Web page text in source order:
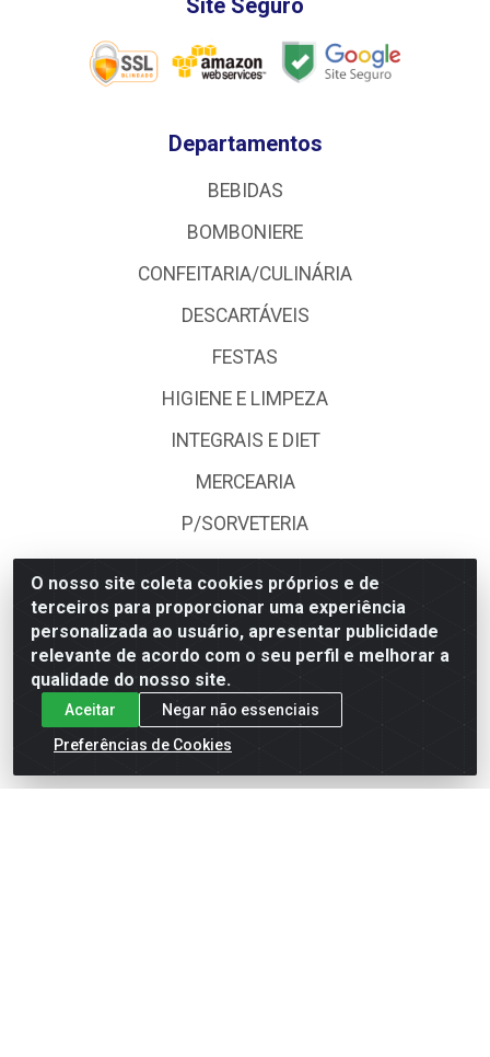
O nosso site coleta cookies próprios e de
terceiros para proporcionar uma experiência
personalizada ao usuário, apresentar publicidade
relevante de acordo com o seu perfil e melhorar a
qualidade do nosso site.
Aceitar
Negar não essenciais
Preferências de Cookies
Site Seguro
Departamentos
BEBIDAS
BOMBONIERE
CONFEITARIA/CULINÁRIA
DESCARTÁVEIS
FESTAS
HIGIENE E LIMPEZA
INTEGRAIS E DIET
MERCEARIA
P/SORVETERIA
Fale Conosco
(32) 3373-1678
(32) 99800-1800
lojaonline@pipocaoatacadista.com.br
Redes Sociais